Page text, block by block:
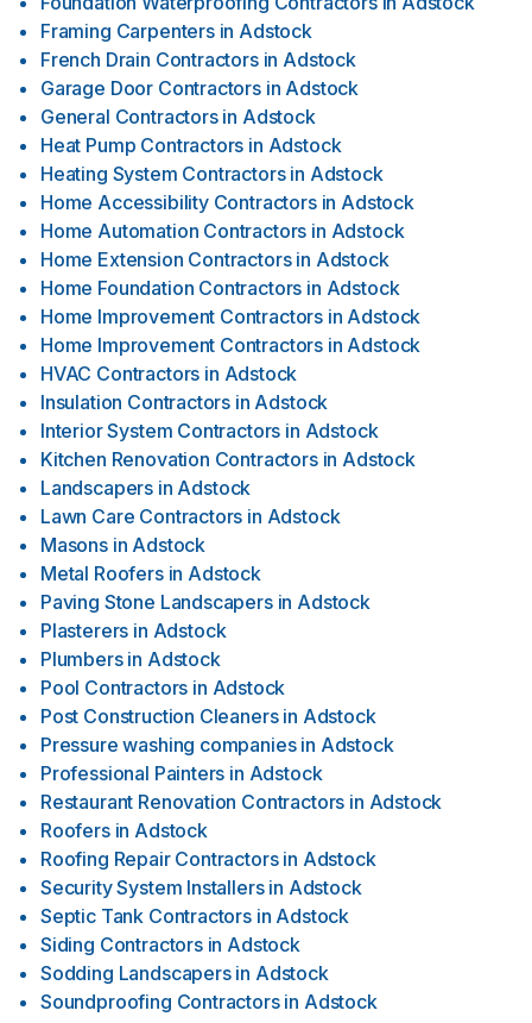
Framing Carpenters in Adstock
French Drain Contractors in Adstock
Garage Door Contractors in Adstock
General Contractors in Adstock
Heat Pump Contractors in Adstock
Heating System Contractors in Adstock
Home Accessibility Contractors in Adstock
Home Automation Contractors in Adstock
Home Extension Contractors in Adstock
Home Foundation Contractors in Adstock
Home Improvement Contractors in Adstock
Home Improvement Contractors in Adstock
HVAC Contractors in Adstock
Insulation Contractors in Adstock
Interior System Contractors in Adstock
Kitchen Renovation Contractors in Adstock
Landscapers in Adstock
Lawn Care Contractors in Adstock
Masons in Adstock
Metal Roofers in Adstock
Paving Stone Landscapers in Adstock
Plasterers in Adstock
Plumbers in Adstock
Pool Contractors in Adstock
Post Construction Cleaners in Adstock
Pressure washing companies in Adstock
Professional Painters in Adstock
Restaurant Renovation Contractors in Adstock
Roofers in Adstock
Roofing Repair Contractors in Adstock
Security System Installers in Adstock
Septic Tank Contractors in Adstock
Siding Contractors in Adstock
Sodding Landscapers in Adstock
Soundproofing Contractors in Adstock